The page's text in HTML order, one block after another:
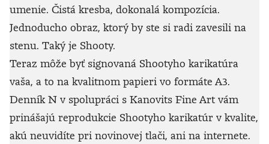
umenie. Čistá kresba, dokonalá kompozícia.
Jednoducho obraz, ktorý by ste si radi zavesili na
stenu. Taký je Shooty.
Teraz môže byť signovaná Shootyho karikatúra
vaša, a to na kvalitnom papieri vo formáte A3.
Denník N v spolupráci s Kanovits Fine Art vám
prinášajú reprodukcie Shootyho karikatúr v kvalite,
akú neuvidíte pri novinovej tlači, ani na internete.